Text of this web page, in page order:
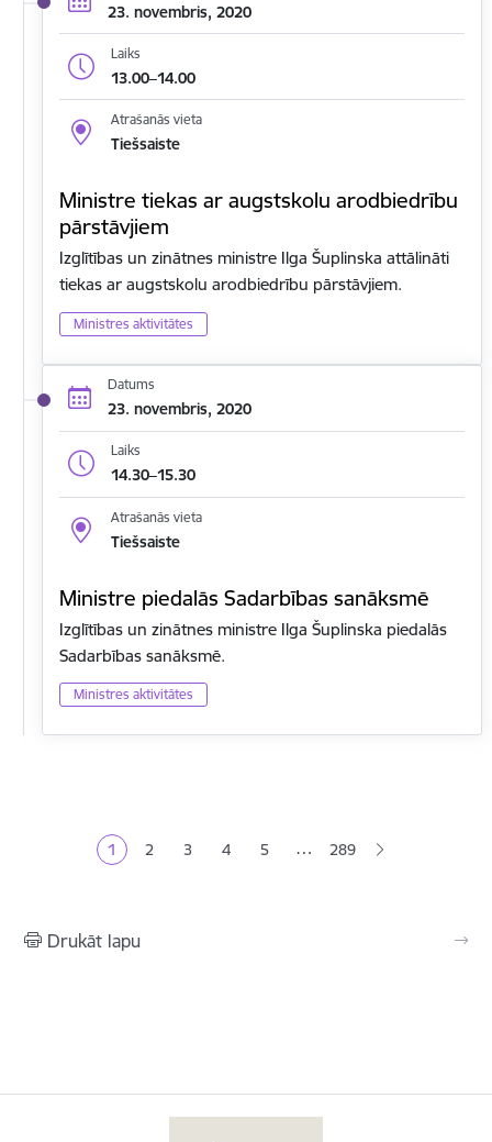
23. novembris, 2020
Laiks
13.00–14.00
Atrašanās vieta
Tiešsaiste
Ministre tiekas ar augstskolu arodbiedrību
pārstāvjiem
Izglītības un zinātnes ministre Ilga Šuplinska attālināti
tiekas ar augstskolu arodbiedrību pārstāvjiem.
Ministres aktivitātes
Datums
23. novembris, 2020
Laiks
14.30–15.30
Atrašanās vieta
Tiešsaiste
Ministre piedalās Sadarbības sanāksmē
Izglītības un zinātnes ministre Ilga Šuplinska piedalās
Sadarbības sanāksmē.
Ministres aktivitātes
Pašreizējā lapa
1 Lapa
2 Lapa
3 Lapa
4 Lapa
5 … 289
Drukāt lapu